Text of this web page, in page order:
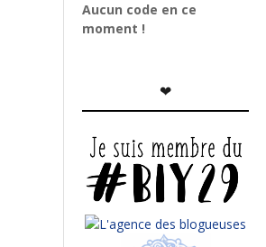
Aucun code en ce
moment !
❤